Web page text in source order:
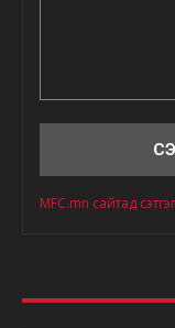
MFC.mn сайтад